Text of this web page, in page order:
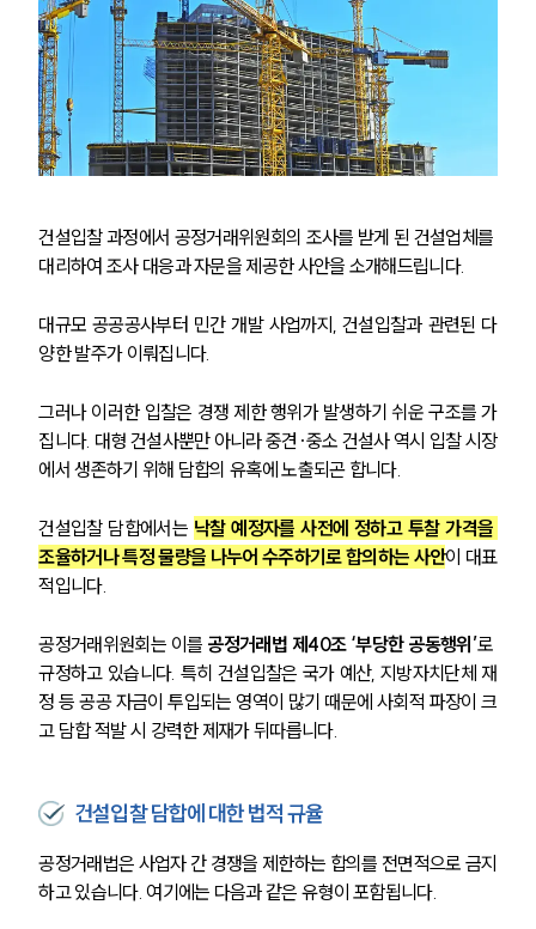
건설입찰 과정에서 공정거래위원회의 조사를 받게 된 건설업체를
대리하여 조사 대응과 자문을 제공한 사안을 소개해드립니다.
대규모 공공공사부터 민간 개발 사업까지, 건설입찰과 관련된 다
양한 발주가 이뤄집니다.
그러나 이러한 입찰은 경쟁 제한 행위가 발생하기 쉬운 구조를 가
집니다. 대형 건설사뿐만 아니라 중견·중소 건설사 역시 입찰 시장
에서 생존하기 위해 담합의 유혹에 노출되곤 합니다.
건설입찰 담합에서는 낙찰 예정자를 사전에 정하고 투찰 가격을
조율하거나 특정 물량을 나누어 수주하기로 합의하는 사안이 대표
적입니다.
공정거래위원회는 이를 공정거래법 제40조 ‘부당한 공동행위’로
규정하고 있습니다. 특히 건설입찰은 국가 예산, 지방자치단체 재
정 등 공공 자금이 투입되는 영역이 많기 때문에 사회적 파장이 크
고 담합 적발 시 강력한 제재가 뒤따릅니다.
건설입찰 담합에 대한 법적 규율
공정거래법은 사업자 간 경쟁을 제한하는 합의를 전면적으로 금지
하고 있습니다. 여기에는 다음과 같은 유형이 포함됩니다.